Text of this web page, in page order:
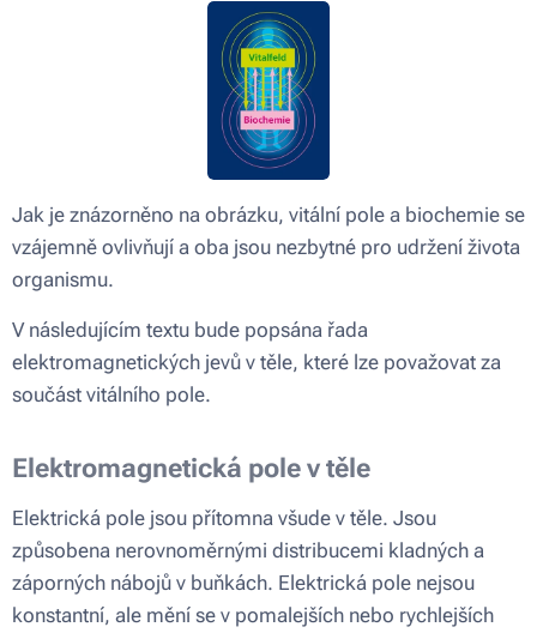
Jak je znázorněno na obrázku, vitální pole a biochemie se
vzájemně ovlivňují a oba jsou nezbytné pro udržení života
organismu.
V následujícím textu bude popsána řada
elektromagnetických jevů v těle, které lze považovat za
součást vitálního pole.
Elektromagnetická pole v těle
Elektrická pole jsou přítomna všude v těle. Jsou
způsobena nerovnoměrnými distribucemi kladných a
záporných nábojů v buňkách. Elektrická pole nejsou
konstantní, ale mění se v pomalejších nebo rychlejších